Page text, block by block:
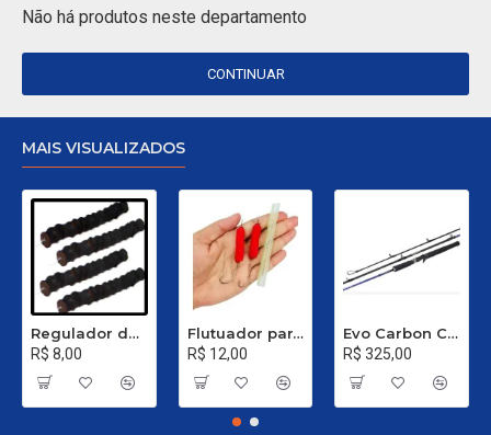
Não há produtos neste departamento
CONTINUAR
MAIS VISUALIZADOS
Regulador de Chumbada STOP Nº 1
R$ 8,00
Flutuador para Salsicha Nº 9
R$ 12,00
Evo Carbon C 661 XH - 40 a 80 Libras
R$ 325,00